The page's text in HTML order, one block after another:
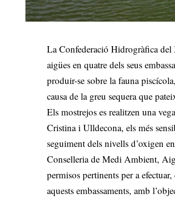
La Confederació Hidrogràfica
aigües en quatre dels seus
produir-se sobre la fauna
causa de la greu sequera que
Els mostrejos es realitzen una
Cristina i Ulldecona, els més
seguiment dels nivells d’oxigen
Conselleria de Medi Ambient,
permisos pertinents per a
aquests embassaments, amb